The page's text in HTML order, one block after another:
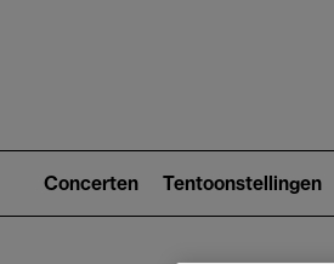
Concerten Tentoonstellingen